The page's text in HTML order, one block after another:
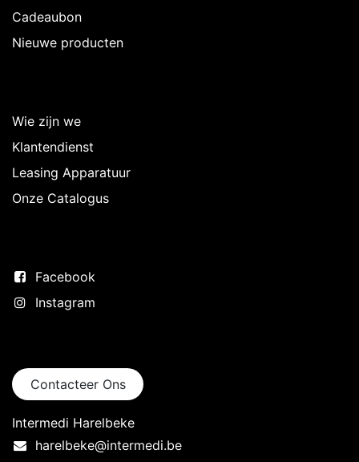
Cadeaubon
Nieuwe producten
Wie zijn we
Klantendienst
Leasing Apparatuur
Onze Catalogus
Facebook
Instagram
Contacteer Ons
Intermedi Harelbeke
harelbeke@intermedi.be